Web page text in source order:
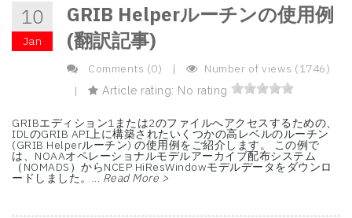
10
Jan
GRIB Helperルーチンの使用例
(翻訳記事)
Comments (0) |
Number of views (1746)
|
Article rating: No rating
GRIBエディション1または2のファイルへアクセスするための、
IDLのGRIB API上に構築されたいくつかの高レベルのルーチン
(GRIB Helperルーチン) の使用例をご紹介します。 この例で
は、NOAAオペレーショナルモデルアーカイブ配布システム
（NOMADS）からNCEP HiResWindowモデルデータをダウンロ
ードしました。... Read More >